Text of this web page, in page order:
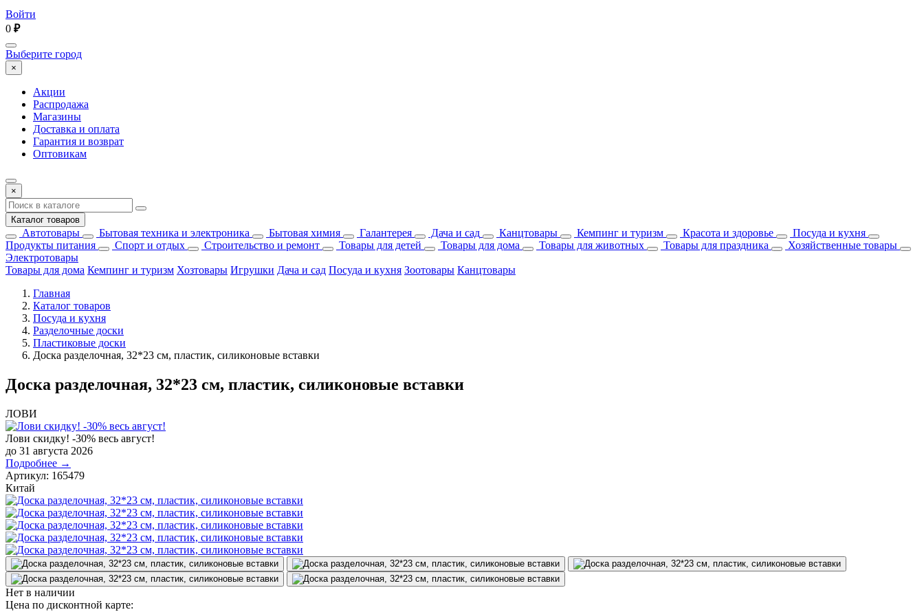
Войти
0 ₽
Выберите город
×
Акции
Распродажа
Магазины
Доставка и оплата
Гарантия и возврат
Оптовикам
×
Каталог товаров
Автотовары Бытовая техника и электроника Бытовая химия Галантерея Дача и сад Канцтовары Кемпинг и туризм Красота и здоровье
Посуда и кухня
Продукты питания
Спорт и отдых Строительство и ремонт Товары для детей Товары для дома Товары для животных Товары для праздника
Хозяйственные товары
Электротовары
Товары для дома Кемпинг и туризм Хозтовары Игрушки Дача и сад Посуда и кухня Зоотовары Канцтовары
Главная
Каталог товаров
Посуда и кухня
Разделочные доски
Пластиковые доски
Доска разделочная, 32*23 см, пластик, силиконовые вставки
Доска разделочная, 32*23 см, пластик, силиконовые вставки
ЛОВИ
Лови скидку! -30% весь август!
до 31 августа 2026
Подробнее →
Артикул: 165479
Китай
Нет в наличии
Цена по дисконтной карте: